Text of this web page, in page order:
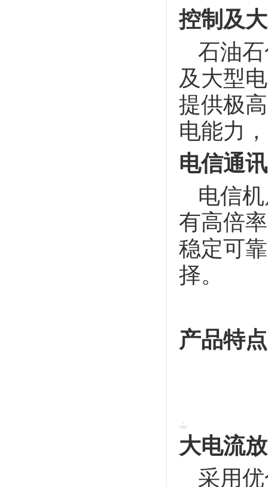
控制及
石油
及大型
提供极
电能力
电信通
电信
有高倍
稳定可
择。
产品特点
大电流
采用